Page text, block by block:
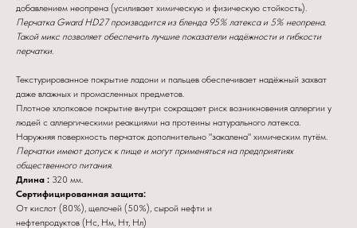
добавлением неопрена (усиливает химическую и физическую стойкость).
Перчатка Gward HD27 производится из бленда 95% латекса и 5% неопрена.
Такой микс позволяет обеспечить лучшие показатели надёжности и гибкости
перчатки.
Текстурированное покрытие ладони и пальцев обеспечивает надёжный захват
даже влажных и промасленных предметов.
Плотное хлопковое покрытие внутри сокращает риск возникновения аллергии у
людей с аллергическими реакциями на протеины натурального латекса.
Наружняя поверхность перчаток дополнительно "закалена" химическим путём.
Перчатки имеют допуск к пище и могут применяться на предприятиях
общественного питания.
Длина : 320 мм.
Сертифицированная защита:
От кислот (80%), щелочей (50%), сырой нефти и
нефтепродуктов (Нс, Нм, Нт, Нл)